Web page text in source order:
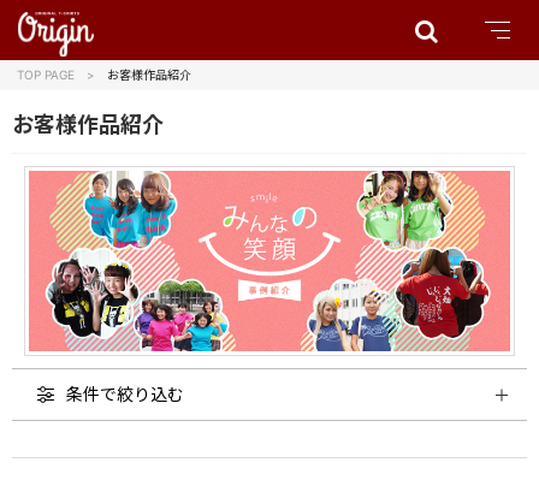
TOP PAGE お客様作品紹介
お客様作品紹介
条件で絞り込む